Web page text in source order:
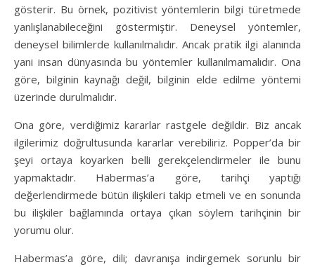
gösterir. Bu örnek, pozitivist yöntemlerin bilgi türetmede
yanlışlanabileceğini göstermiştir. Deneysel yöntemler,
deneysel bilimlerde kullanılmalıdır. Ancak pratik ilgi alanında
yani insan dünyasında bu yöntemler kullanılmamalıdır. Ona
göre, bilginin kaynağı değil, bilginin elde edilme yöntemi
üzerinde durulmalıdır.
Ona göre, verdiğimiz kararlar rastgele değildir. Biz ancak
ilgilerimiz doğrultusunda kararlar verebiliriz. Popper’da bir
şeyi ortaya koyarken belli gerekçelendirmeler ile bunu
yapmaktadır. Habermas’a göre, tarihçi yaptığı
değerlendirmede bütün ilişkileri takip etmeli ve en sonunda
bu ilişkiler bağlamında ortaya çıkan söylem tarihçinin bir
yorumu olur.
Habermas’a göre, dili; davranışa indirgemek sorunlu bir